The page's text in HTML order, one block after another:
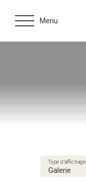
Menu
Galerie
Type d'affichage